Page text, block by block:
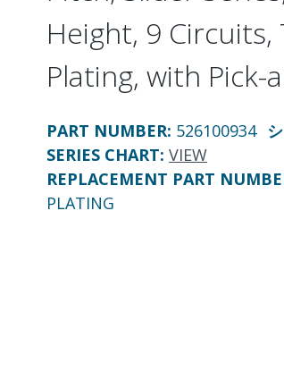
Height, 9
Plating, with Pick-
PART NUMBER: 526100934
SERIES CHART: VIEW
REPLACEMENT PART
PLATING